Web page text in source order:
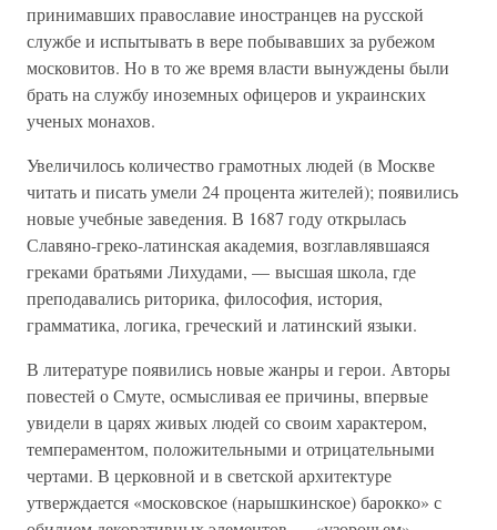
принимавших православие иностранцев на русской
службе и испытывать в вере побывавших за рубежом
московитов. Но в то же время власти вынуждены были
брать на службу иноземных офицеров и украинских
ученых монахов.
Увеличилось количество грамотных людей (в Москве
читать и писать умели 24 процента жителей); появились
новые учебные заведения. В 1687 году открылась
Славяно-греко-латинская академия, возглавлявшаяся
греками братьями Лихудами, — высшая школа, где
преподавались риторика, философия, история,
грамматика, логика, греческий и латинский языки.
В литературе появились новые жанры и герои. Авторы
повестей о Смуте, осмысливая ее причины, впервые
увидели в царях живых людей со своим характером,
темпераментом, положительными и отрицательными
чертами. В церковной и в светской архитектуре
утверждается «московское (нарышкинское) барокко» с